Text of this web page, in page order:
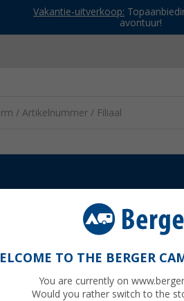
Vakantie-uitverkoop:
avontuur!
Navigatie accessoires Dynavin
telefoontoets voor Fiat
TO THE BERGER
You are currently on
Would you rather switch to the